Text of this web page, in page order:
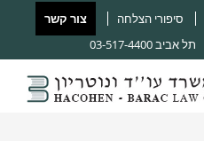
סיפורי הצלחה
צור קשר
תל אביב03-517-4400